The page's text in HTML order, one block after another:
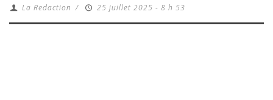
La Redaction / 25 juillet 2025 - 8 h 53